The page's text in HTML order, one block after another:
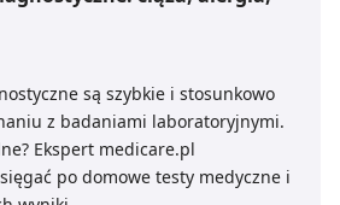
są szybkie i stosunkowo
z badaniami laboratoryjnymi.
Ekspert medicare.pl
po domowe testy medyczne i